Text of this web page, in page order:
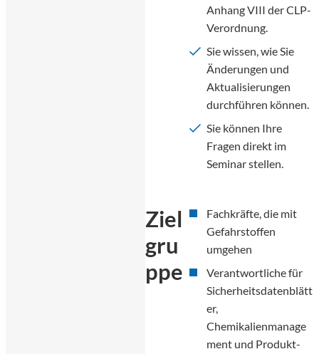
Anhang VIII der CLP-
Verordnung.
Sie wissen, wie Sie
Änderungen und
Aktualisierungen
durchführen können.
Sie können Ihre
Fragen direkt im
Seminar stellen.
Ziel
gru
ppe
Fachkräfte, die mit
Gefahrstoffen
umgehen
Verantwortliche für
Sicherheitsdatenblätt
er,
Chemikalienmanage
ment und Produkt-